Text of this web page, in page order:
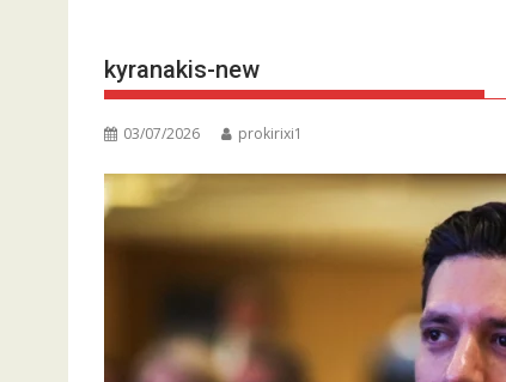
kyranakis-new
03/07/2026 prokirixi1